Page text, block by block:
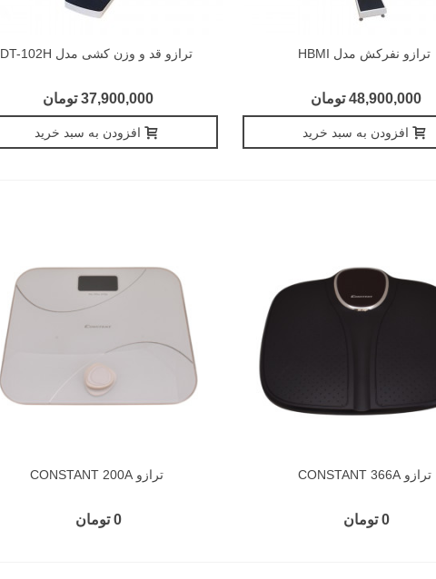
ترازو نفرکش مدل HBMI
48,900,000 تومان
افزودن به سبد خرید
ترازو قد و وزن کشی مدل DT-102H
37,900,000 تومان
افزودن به سبد خرید
ترازو CONSTANT 366A
0 تومان
ترازو CONSTANT 200A
0 تومان